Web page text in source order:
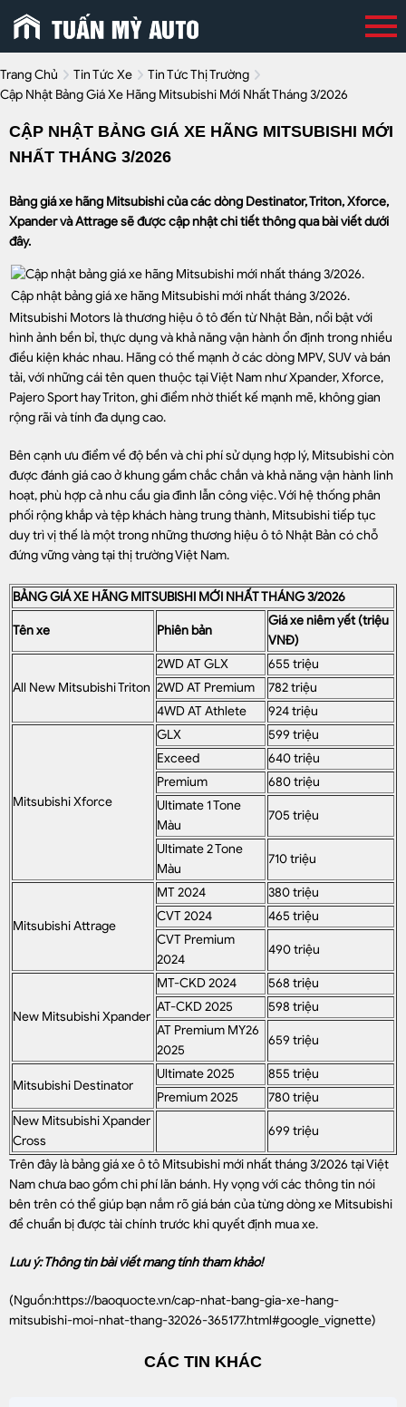
Trang Chủ Tin Tức Xe
Tin Tức Thị Trường
Cập Nhật Bảng Giá Xe Hãng Mitsubishi Mới Nhất Tháng 3/2026
CẬP NHẬT BẢNG GIÁ XE HÃNG MITSUBISHI MỚI
NHẤT THÁNG 3/2026
Bảng giá xe hãng Mitsubishi của các dòng Destinator, Triton, Xforce,
Xpander và Attrage sẽ được cập nhật chi tiết thông qua bài viết dưới
đây.
Cập nhật bảng giá xe hãng Mitsubishi mới nhất tháng 3/2026.
Mitsubishi Motors là thương hiệu ô tô đến từ Nhật Bản, nổi bật với
hình ảnh bền bỉ, thực dụng và khả năng vận hành ổn định trong nhiều
điều kiện khác nhau. Hãng có thế mạnh ở các dòng MPV, SUV và bán
tải, với những cái tên quen thuộc tại Việt Nam như Xpander, Xforce,
Pajero Sport hay Triton, ghi điểm nhờ thiết kế mạnh mẽ, không gian
rộng rãi và tính đa dụng cao.
Bên cạnh ưu điểm về độ bền và chi phí sử dụng hợp lý, Mitsubishi còn
được đánh giá cao ở khung gầm chắc chắn và khả năng vận hành linh
hoạt, phù hợp cả nhu cầu gia đình lẫn công việc. Với hệ thống phân
phối rộng khắp và tệp khách hàng trung thành, Mitsubishi tiếp tục
duy trì vị thế là một trong những thương hiệu ô tô Nhật Bản có chỗ
đứng vững vàng tại thị trường Việt Nam.
BẢNG GIÁ XE HÃNG MITSUBISHI MỚI NHẤT THÁNG 3/2026
Tên xe Phiên bản
Giá xe niêm yết (triệu
VNĐ)
All New Mitsubishi Triton
2WD AT GLX
655 triệu
2WD AT Premium
782 triệu
4WD AT Athlete
924 triệu
Mitsubishi Xforce
GLX
599 triệu
Exceed
640 triệu
Premium
680 triệu
Ultimate 1 Tone
Màu
705 triệu
Ultimate 2 Tone
Màu
710 triệu
Mitsubishi Attrage
MT 2024
380 triệu
CVT 2024
465 triệu
CVT Premium
2024
490 triệu
New Mitsubishi Xpander
MT-CKD 2024
568 triệu
AT-CKD 2025
598 triệu
AT Premium MY26
2025
659 triệu
Mitsubishi Destinator
Ultimate 2025
855 triệu
Premium 2025
780 triệu
New Mitsubishi Xpander
Cross
699 triệu
Trên đây là bảng giá xe ô tô Mitsubishi mới nhất tháng 3/2026 tại Việt
Nam chưa bao gồm chi phí lăn bánh. Hy vọng với các thông tin nói
bên trên có thể giúp bạn nắm rõ giá bán của từng dòng xe Mitsubishi
để chuẩn bị được tài chính trước khi quyết định mua xe.
Lưu ý: Thông tin bài viết mang tính tham khảo!
(Nguồn:https://baoquocte.vn/cap-nhat-bang-gia-xe-hang-
mitsubishi-moi-nhat-thang-32026-365177.html#google_vignette)
CÁC TIN KHÁC